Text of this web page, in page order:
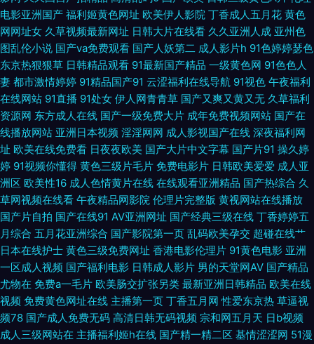
色色福利视频 91tv影院 91扦妹妹电影导航 91资源网址在线观看 久草免费色
站 手机在线观看殴美三 国产精品婷婷精品 国产高清二区 欧美性爱网综合 91
国产超碰大神 91香蕉视频亚洲最新 色色美女天堂網站 91最新天堂 青青草极
品 91视频免费试看 蜜臀嫩屄 老司机福利电影院 91资源网址 日韩色色资源网
91自拍大学生 熟女wwwcn 国产在线9199视频 91超碰人人看 91网站PH 国
内自啪 91黑丝网站 极品av在线 欧美性猛交久久 91白丝国产在线 国产第9页
欧美日韩另类综合 欧美女优性交 91制片传媒吴梦梦 人人摸人人爽99 东方av
手机在线观看 91传媒免费观看网址 久草视频网 91啦中文视觉盛宴 伦乱一区
二区 91免费视频资源 欧美性爱视频一区二区 91性福利导航 午夜成人91 福利
导航国产91 一本道色AV 黄色男女 91cn色 韩国伦理剧善良的嫂子 1024国产
电影亚洲国产 福利姬黄色网址 欧美伊人影院 丁香成人五月花 黄色
网网址女 久草视频最新网址 日韩大片在线看 久久亚洲人成 亚州色
图乱伦小说 国产va免费观看 国产人妖第二 成人影片h 91色婷婷瑟色
东京热狠狠草 日韩精品观看 91最新国产精品 一级黄色网 91色色人
妻 都市激情婷婷 91精品国产91 云涩福利在线导航 91视色 午夜福利
在线网站 91直播 91处女 伊人网青青草 国产又爽又黄又无 久草福利
资源网 东方成人在线 国产一级免费大片 成年免费视频网站 国产在
线播放网站 亚洲日本视频 淫淫网网 成人影视国产在线 深夜福利网
址 欧美在线免费看 日夜夜欧美 国产大片中文字幕 国产片91 操久婷
婷 91视频你懂得 黄色三级片毛片 免费电影片 日韩欧美爱爱 成人亚
洲区 欧美性16 成人色情黄片在线 在线观看亚洲精品 国产热综合 久
草网视频在线看 午夜精品网影院 伦理片完整版 黄视网站在线播放
国产片自拍 国产在线91 AV亚洲网址 国产经典三级在线 丁香婷婷五
月综合 五月花亚洲综合 国产影院第一页 乱码欧美孕交 超碰在线艹
日本在线护士 黄色三级免费网址 香港电影伦理片 91黄色电影 亚洲
一区成人视频 国产福利电影 日韩成人影片 男的天堂网AV 国产精品
尤物在 免费a一毛片 欧美肠交扩张另类 最新亚洲日韩精品 欧美在线
视频 免费黄色网址在线 主播第一页 丁香五月网 性爱东京热 草逼视
频78 国产成人免费无码 高清日韩无码视频 宗和网五月天 日b视频
成人三级网站在 主播福利姬h在线 国产精一精二区 基情涩涩网 51漫